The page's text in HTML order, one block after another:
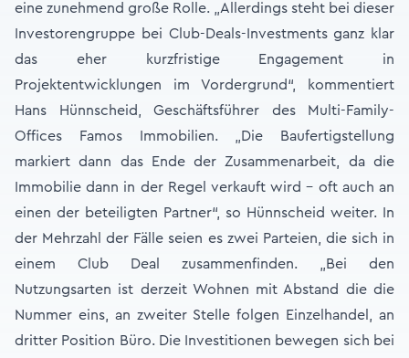
eine zunehmend große Rolle. „Allerdings steht bei dieser
Investorengruppe bei Club-Deals-Investments ganz klar
das eher kurzfristige Engagement in
Projektentwicklungen im Vordergrund“, kommentiert
Hans Hünnscheid, Geschäftsführer des Multi-Family-
Offices Famos Immobilien. „Die Baufertigstellung
markiert dann das Ende der Zusammenarbeit, da die
Immobilie dann in der Regel verkauft wird – oft auch an
einen der beteiligten Partner“, so Hünnscheid weiter. In
der Mehrzahl der Fälle seien es zwei Parteien, die sich in
einem Club Deal zusammenfinden. „Bei den
Nutzungsarten ist derzeit Wohnen mit Abstand die die
Nummer eins, an zweiter Stelle folgen Einzelhandel, an
dritter Position Büro. Die Investitionen bewegen sich bei